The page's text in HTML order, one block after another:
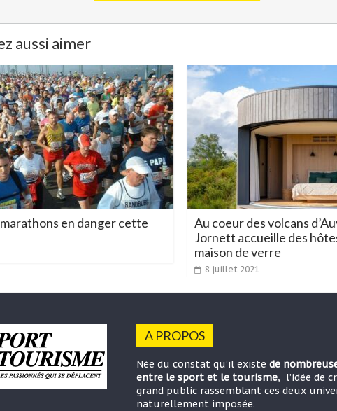
aussi aimer
en danger cette
Au coeur des volcans
Jornett accueille des
maison de verre
8 juillet 2021
A PROPOS
Née du constat qu’il existe de
entre le sport et le tourisme, l’idée de
grand public rassemblant ces deux
naturellement imposée.